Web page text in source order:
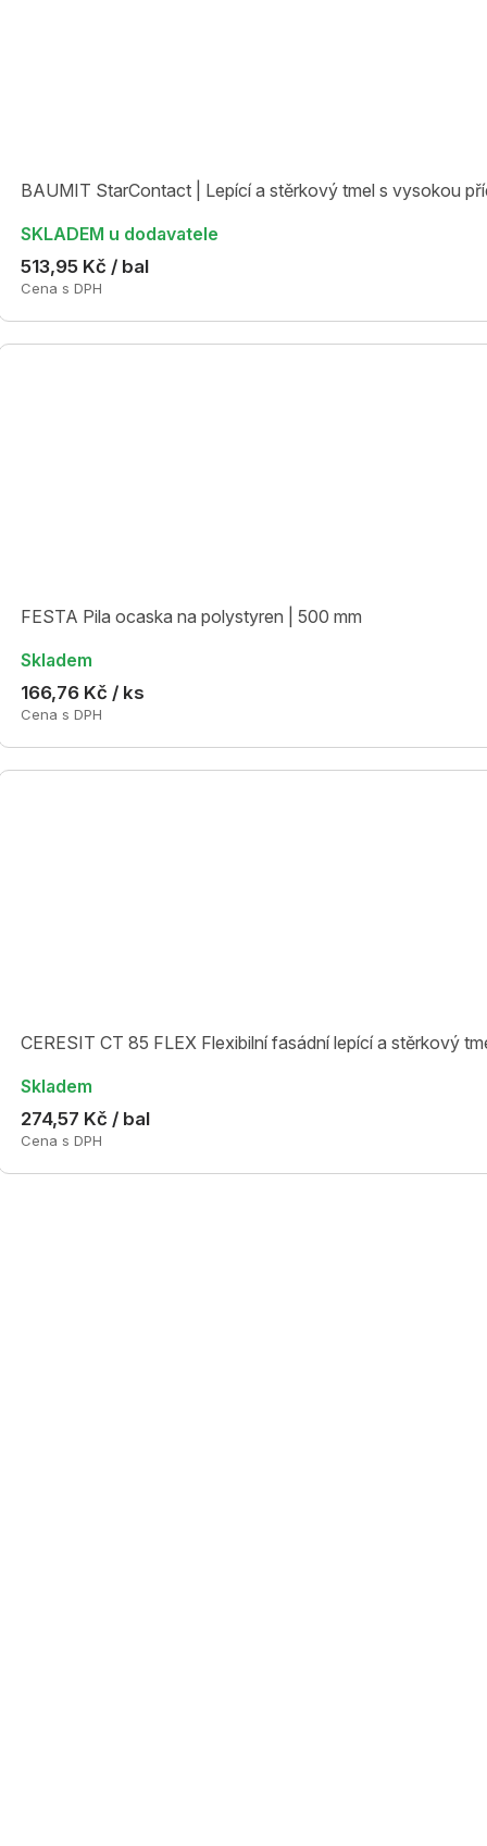
BAUMIT StarContact | Lepící a stěrkový tmel s vysokou
SKLADEM u dodavatele
513,95 Kč / bal
Cena s DPH
FESTA Pila ocaska na polystyren | 500 mm
Skladem
166,76 Kč / ks
Cena s DPH
CERESIT CT 85 FLEX Flexibilní fasádní lepící a stěrkový
Skladem
274,57 Kč / bal
Cena s DPH